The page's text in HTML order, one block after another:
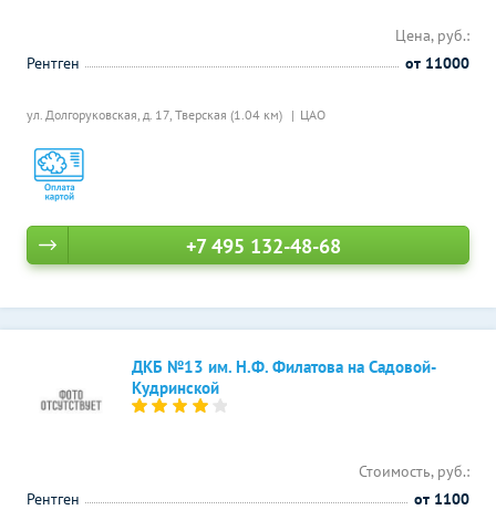
ул. Долгоруковская, д. 17, Тверская (1.04 км) ЦАО
Цена, руб.:
Рентген
от 11000
+7 495 132-48-68
ДКБ №13 им. Н.Ф. Филатова на Садовой-
Кудринской
Стоимость, руб.:
Рентген
от 1100